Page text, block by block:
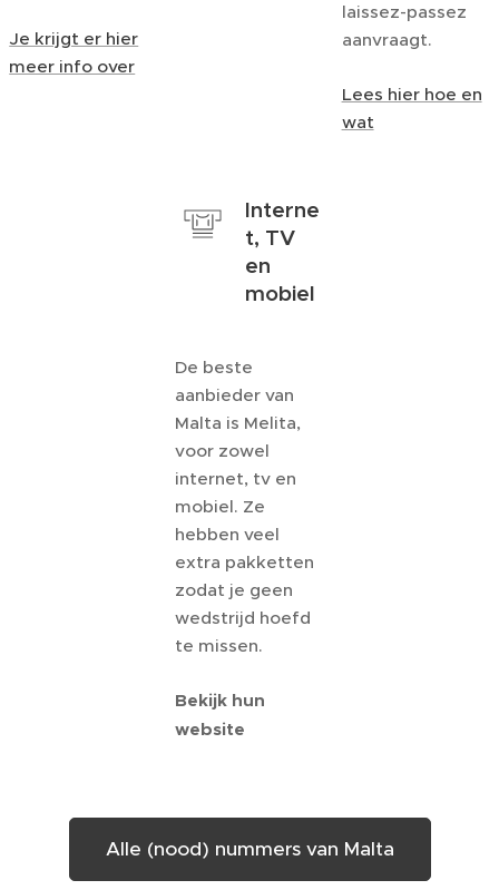
Je krijgt er hier
meer info over
laissez-passez
aanvraagt.
Lees hier hoe en
wat
Interne
t, TV
en
mobiel
De beste
aanbieder van
Malta is Melita,
voor zowel
internet, tv en
mobiel. Ze
hebben veel
extra pakketten
zodat je geen
wedstrijd hoefd
te missen.
Bekijk hun
website
Alle (nood) nummers van Malta